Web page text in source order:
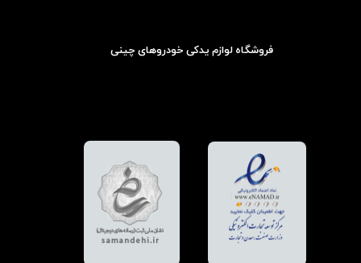
فروشگاه لوازم یدکی خودروهای چینی